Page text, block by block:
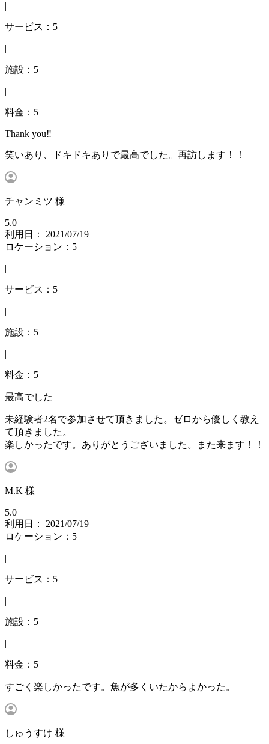
|
サービス：5
|
施設：5
|
料金：5
Thank you‼
笑いあり、ドキドキありで最高でした。再訪します！！
チャンミツ 様
5.0
利用日： 2021/07/19
ロケーション：5
|
サービス：5
|
施設：5
|
料金：5
最高でした
未経験者2名で参加させて頂きました。ゼロから優しく教え
て頂きました。
楽しかったです。ありがとうございました。また来ます！！
M.K 様
5.0
利用日： 2021/07/19
ロケーション：5
|
サービス：5
|
施設：5
|
料金：5
すごく楽しかったです。魚が多くいたからよかった。
しゅうすけ 様